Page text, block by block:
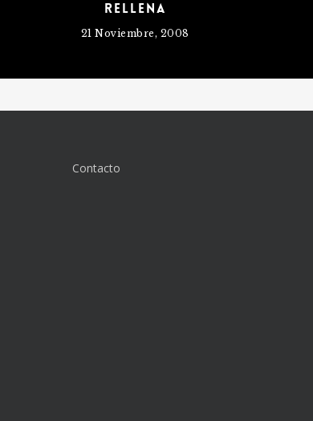
rellena
21 Noviembre, 2008
Contacto